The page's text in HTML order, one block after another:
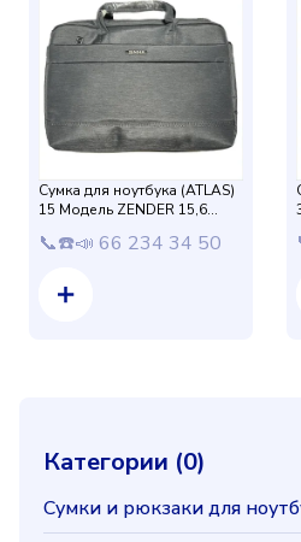
Сумка для ноутбука (ATLAS)
15 Модель ZENDER 15,6
📞☎️📣 66 234 34 50
Категории (0)
Сумки и рюкзаки для